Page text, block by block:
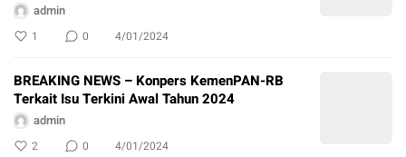
admin
1 0 4/01/2024
BREAKING NEWS – Konpers KemenPAN-RB
Terkait Isu Terkini Awal Tahun 2024
admin
2 0 4/01/2024